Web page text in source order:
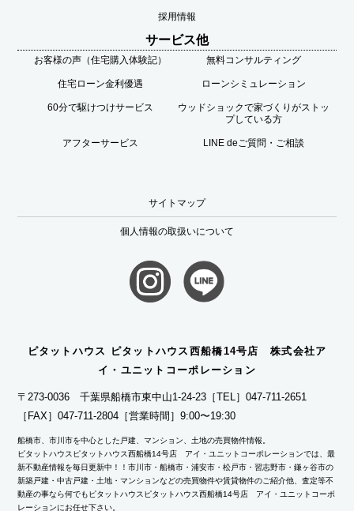
採用情報
サービス他
お客様の声（住宅購入体験記） 無料コンサルティング
住宅ローン金利優遇 ローンシミュレーション
60分で駆けつけサービス
ウッドショックで家づくりがストッ
プしている方
アフターサービス LINE deご質問・ご相談
サイトマップ
個人情報の取扱いについて
ピタットハウス ピタットハウス西船橋14号店 株式会社ア
イ・ユニットコーポレーション
〒273-0036 千葉県船橋市東中山1-24-23 ［TEL］047-711-2651
［FAX］047-711-2804 ［営業時間］9:00〜19:30
船橋市、市川市を中心とした戸建、マンション、土地の売買物件情報。
ピタットハウスピタットハウス西船橋14号店 アイ・ユニットコーポレーションでは、最
新不動産情報を毎日更新中！！市川市・船橋市・浦安市・松戸市・習志野市・鎌ヶ谷市の
新築戸建・中古戸建・土地・マンションなどの売買物件や賃貸物件のご紹介他、査定等不
動産の事なら何でもピタットハウスピタットハウス西船橋14号店 アイ・ユニットコーポ
レーションにお任せ下さい。